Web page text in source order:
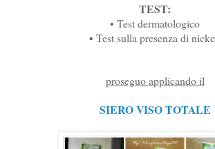
TEST:
• Test dermatologico
• Test sulla presenza di
proseguo applicando il
SIERO VISO TOTALE